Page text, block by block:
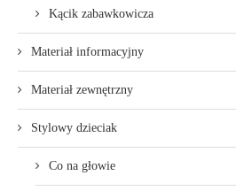
Kącik zabawkowicza
Materiał informacyjny
Materiał zewnętrzny
Stylowy dzieciak
Co na głowie